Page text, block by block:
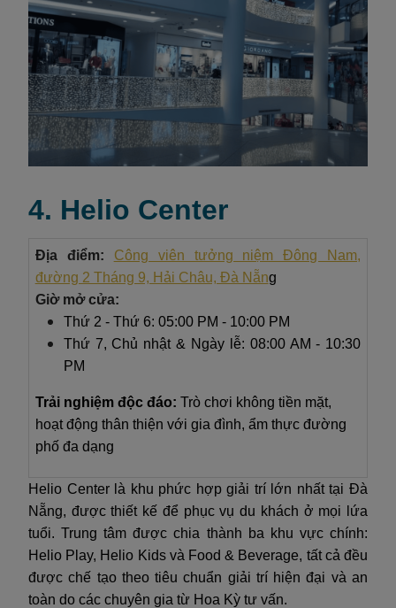
4. Helio Center
Địa điểm:
Công viên tưởng niệm Đông Nam,
đường 2 Tháng 9, Hải Châu, Đà Nẵng
Giờ mở cửa:
Thứ 2 - Thứ 6: 05:00 PM - 10:00 PM
Thứ 7, Chủ nhật & Ngày lễ: 08:00 AM - 10:30
PM
Trải nghiệm độc đáo: Trò chơi không tiền mặt,
hoạt động thân thiện với gia đình, ẩm thực đường
phố đa dạng
Helio Center là khu phức hợp giải trí lớn nhất tại Đà
Nẵng, được thiết kế để phục vụ du khách ở mọi lứa
tuổi. Trung tâm được chia thành ba khu vực chính:
Helio Play, Helio Kids và Food & Beverage, tất cả đều
được chế tạo theo tiêu chuẩn giải trí hiện đại và an
toàn do các chuyên gia từ Hoa Kỳ tư vấn.